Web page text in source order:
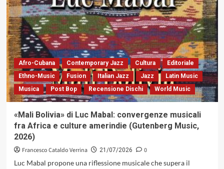
&
Marcello
Tonolo
con
«Legrand
Romance»:
dizione
della
luce
e
dell’ombra
rigore
costruttivo
Records)
Afro-Cubana Contemporary Jazz Cultura
Editoriale
Ethno-Music
Fusion Italian Jazz Jazz
Latin Music
Musica
Post Bop Recensione Dischi World Music
«Mali Bolivia» di Luc Mabal: convergenze musicali
fra Africa e culture amerindie (Gutenberg Music,
2026)
Francesco Cataldo Verrina 21/07/2026
0
Luc Mabal propone una riflessione musicale che supera il